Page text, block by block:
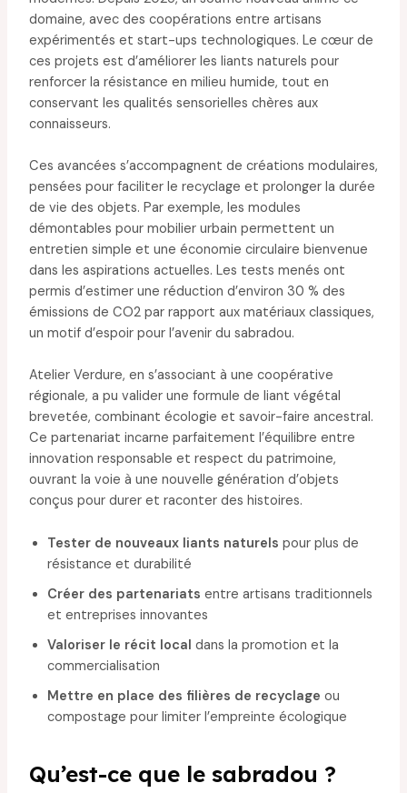
domaine, avec des coopérations entre artisans
expérimentés et start-ups technologiques. Le cœur de
ces projets est d’améliorer les liants naturels pour
renforcer la résistance en milieu humide, tout en
conservant les qualités sensorielles chères aux
connaisseurs.
Ces avancées s’accompagnent de créations modulaires,
pensées pour faciliter le recyclage et prolonger la durée
de vie des objets. Par exemple, les modules
démontables pour mobilier urbain permettent un
entretien simple et une économie circulaire bienvenue
dans les aspirations actuelles. Les tests menés ont
permis d’estimer une réduction d’environ 30 % des
émissions de CO2 par rapport aux matériaux classiques,
un motif d’espoir pour l’avenir du sabradou.
Atelier Verdure, en s’associant à une coopérative
régionale, a pu valider une formule de liant végétal
brevetée, combinant écologie et savoir-faire ancestral.
Ce partenariat incarne parfaitement l’équilibre entre
innovation responsable et respect du patrimoine,
ouvrant la voie à une nouvelle génération d’objets
conçus pour durer et raconter des histoires.
Tester de nouveaux liants naturels pour plus de
résistance et durabilité
Créer des partenariats entre artisans traditionnels
et entreprises innovantes
Valoriser le récit local dans la promotion et la
commercialisation
Mettre en place des filières de recyclage ou
compostage pour limiter l’empreinte écologique
Qu’est-ce que le sabradou ?